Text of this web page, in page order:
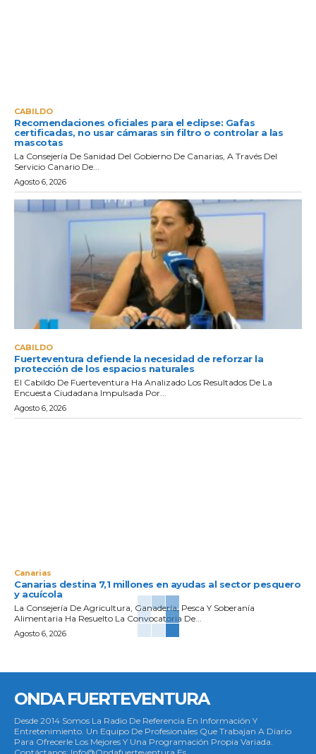
CABILDO
Recomendaciones oficiales para el eclipse: Gafas
certificadas, no usar cámaras sin filtro o controlar a las
mascotas
La Consejería De Sanidad Del Gobierno De Canarias, A Través Del
Servicio Canario De...
Agosto 6, 2026
CABILDO
Fuerteventura defiende la necesidad de reforzar la
protección de los espacios naturales
El Cabildo De Fuerteventura Ha Analizado Los Resultados De La
Encuesta Ciudadana Impulsada Por...
Agosto 6, 2026
Canarias
Canarias destina 7,1 millones en ayudas al sector pesquero
y acuícola
La Consejería De Agricultura, Ganadería, Pesca Y Soberanía
Alimentaria Ha Resuelto La Convocatoria De...
Agosto 6, 2026
ONDA FUERTEVENTURA
Desde 2014 Somos La Radio De Referencia En Información Y
Entretenimiento. Un Equipo De Profesionales Que Trabajan A Diario
Para Ofrecerle Los Mejores Y Una Programación Propia Variada.